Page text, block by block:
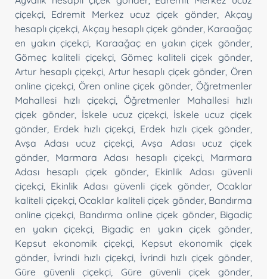
çiçekçi
Edremit Merkez ucuz çiçek gönder,Akçay
hesaplı çiçekçi Akçay hesaplı çiçek gönder, Karaağaç
en yakın çiçekçi
Karaağaç en yakın çiçek gönder
Gömeç kaliteli çiçekçi, Gömeç kaliteli çiçek gönder
Artur hesaplı çiçekçi Artur hesaplı çiçek gönder ,Ören
online çiçekçi, Ören online çiçek gönder ,Öğretmenler
Mahallesi hızlı çiçekçi,Öğretmenler Mahallesi hızlı
çiçek gönder, İskele ucuz çiçekçi
İskele ucuz çiçek
gönder Erdek hızlı çiçekçi Erdek hızlı çiçek gönder
Avşa Adası ucuz çiçekçi,Avşa Adası ucuz çiçek
gönder
Marmara Adası hesaplı çiçekçi, Marmara
Adası hesaplı çiçek gönder, Ekinlik Adası güvenli
çiçekçi
Ekinlik Adası güvenli çiçek gönder,Ocaklar
kaliteli çiçekçi, Ocaklar kaliteli çiçek gönder, Bandırma
online çiçekçi Bandırma online çiçek gönder, Bigadiç
en yakın çiçekçi
Bigadiç en yakın çiçek gönder
Kepsut ekonomik çiçekçi
Kepsut ekonomik çiçek
gönder İvrindi hızlı çiçekçi İvrindi hızlı çiçek gönder
Güre güvenli çiçekçi
Güre güvenli çiçek gönder